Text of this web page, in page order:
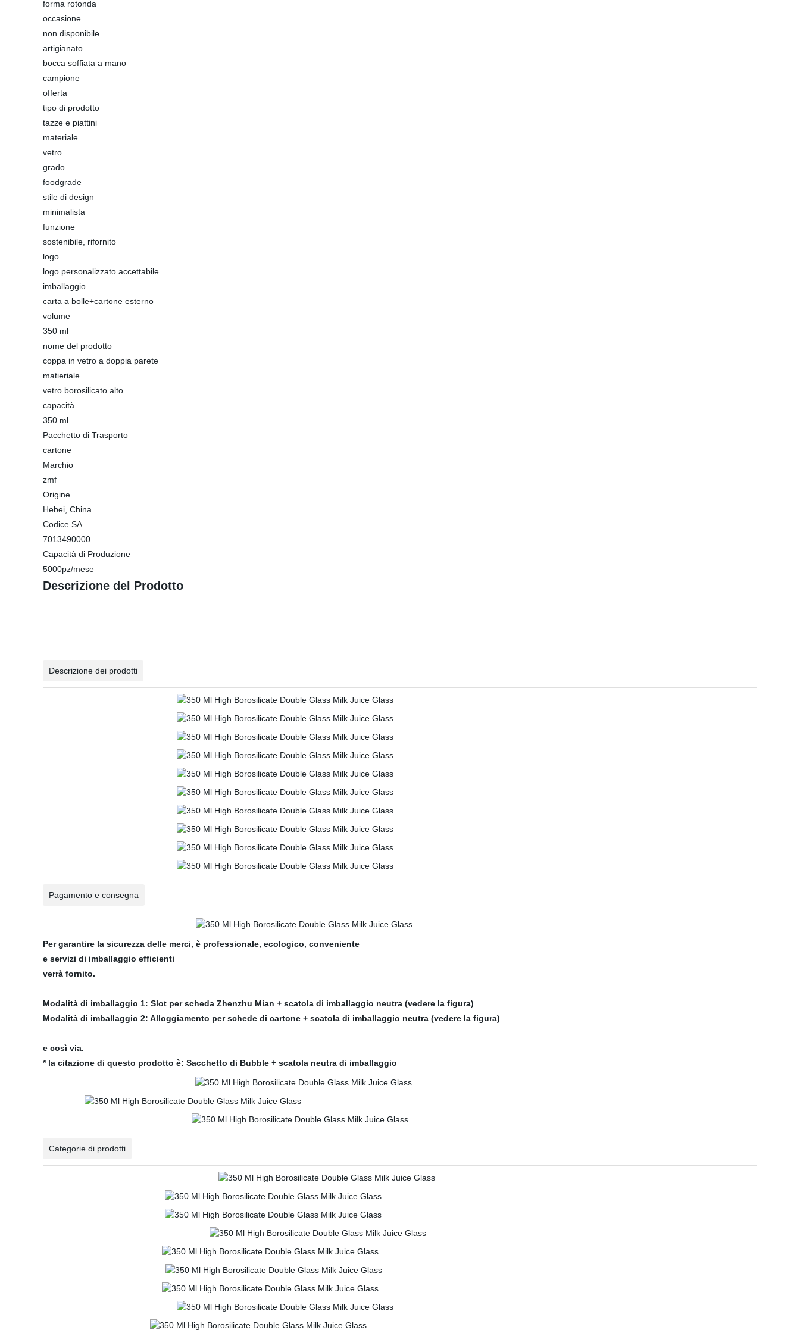
forma rotonda
occasione
non disponibile
artigianato
bocca soffiata a mano
campione
offerta
tipo di prodotto
tazze e piattini
materiale
vetro
grado
foodgrade
stile di design
minimalista
funzione
sostenibile, rifornito
logo
logo personalizzato accettabile
imballaggio
carta a bolle+cartone esterno
volume
350 ml
nome del prodotto
coppa in vetro a doppia parete
matieriale
vetro borosilicato alto
capacità
350 ml
Pacchetto di Trasporto
cartone
Marchio
zmf
Origine
Hebei, China
Codice SA
7013490000
Capacità di Produzione
5000pz/mese
Descrizione del Prodotto
Descrizione dei prodotti
Pagamento e consegna
Per garantire la sicurezza delle merci, è professionale, ecologico, conveniente
e servizi di imballaggio efficienti
verrà fornito.
Modalità di imballaggio 1: Slot per scheda Zhenzhu Mian + scatola di imballaggio neutra (vedere la figura)
Modalità di imballaggio 2: Alloggiamento per schede di cartone + scatola di imballaggio neutra (vedere la figura)
e così via.
* la citazione di questo prodotto è: Sacchetto di Bubble + scatola neutra di imballaggio
Categorie di prodotti